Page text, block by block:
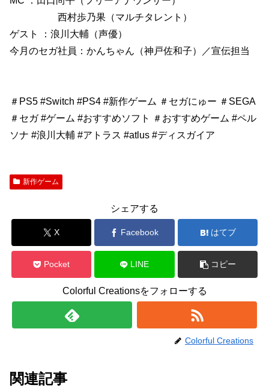
西村歩乃果（マルチタレント）
ゲスト ：浪川大輔（声優）
今月のセガ社員：かんちゃん（神戸佐和子）／宣伝担当
＃PS5 #Switch #PS4 #新作ゲーム ＃セガにゅー ＃SEGA
＃セガ #ゲーム #おすすめソフト ＃おすすめゲーム #ペル
ソナ #浪川大輔 #アトラス #atlus #ディスガイア
新作ゲーム
シェアする
X Facebook はてブ
Pocket LINE コピー
Colorful Creationsをフォローする
Colorful Creations
関連記事